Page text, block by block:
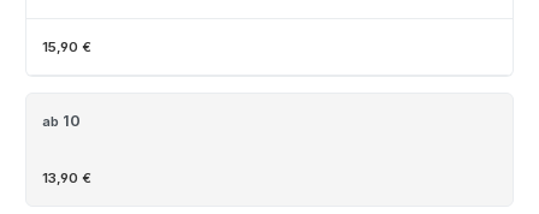
15,90 €
ab 10
13,90 €